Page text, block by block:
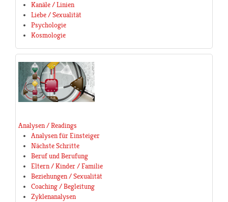
Kanäle / Linien
Liebe / Sexualität
Psychologie
Kosmologie
Analysen / Readings
Analysen für Einsteiger
Nächste Schritte
Beruf und Berufung
Eltern / Kinder / Familie
Beziehungen / Sexualität
Coaching / Begleitung
Zyklenanalysen